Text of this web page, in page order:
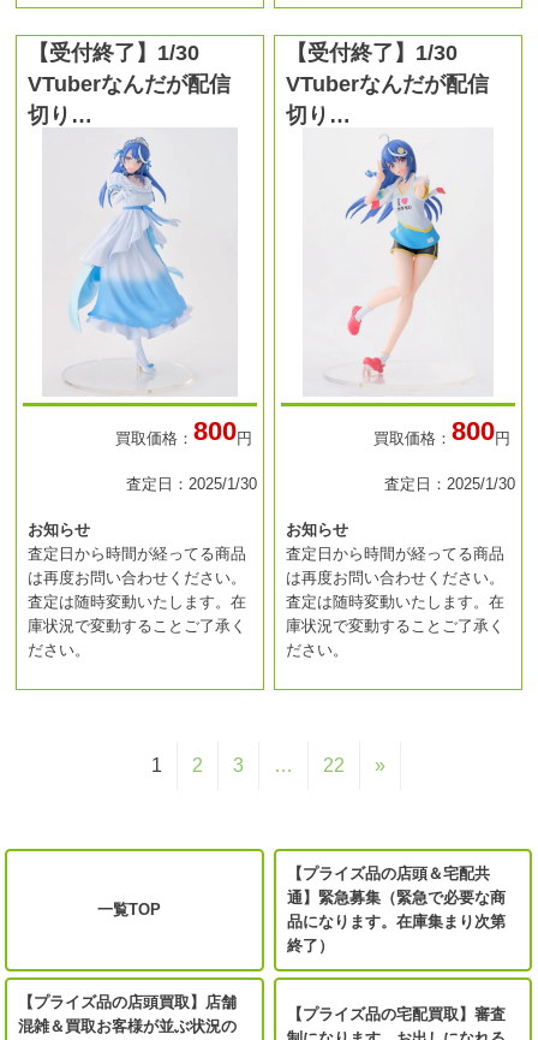
【受付終了】1/30
VTuberなんだが配信
切り…
買取価格： 800円
査定日：2025/1/30
お知らせ
査定日から時間が経ってる商品
は再度お問い合わせください。
査定は随時変動いたします。在
庫状況で変動することご了承く
ださい。
【受付終了】1/30
VTuberなんだが配信
切り…
買取価格： 800円
査定日：2025/1/30
お知らせ
査定日から時間が経ってる商品
は再度お問い合わせください。
査定は随時変動いたします。在
庫状況で変動することご了承く
ださい。
1 2 3 … 22 »
一覧TOP
【プライズ品の店頭＆宅配共
通】緊急募集（緊急で必要な商
品になります。在庫集まり次第
終了）
【プライズ品の店頭買取】店舗
混雑＆買取お客様が並ぶ状況の
【プライズ品の宅配買取】審査